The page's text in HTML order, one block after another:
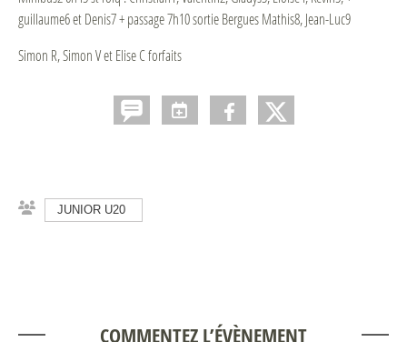
guillaume6 et Denis7 + passage 7h10 sortie Bergues Mathis8, Jean-Luc9
Simon R, Simon V et Elise C forfaits
JUNIOR U20
COMMENTEZ L’ÉVÈNEMENT